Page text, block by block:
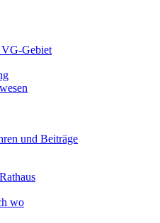
VG-Gebiet
und Beiträge
wo